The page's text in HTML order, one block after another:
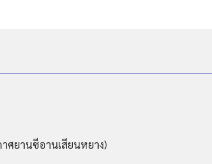
าศยานซีอานเสียนหยาง)